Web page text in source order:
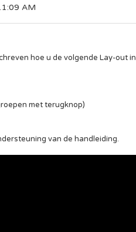
AM
hoe u de volgende Lay-out
met terugknop)
van de handleiding.